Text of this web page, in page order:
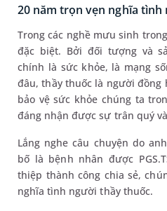
20 năm trọn vẹn nghĩa
Trong các nghề mưu sinh
đặc biệt. Bởi đối tượng và
chính là sức khỏe, là mạng
đâu, thầy thuốc là người đồng
bảo vệ sức khỏe chúng ta
đáng nhận được sự trân quý
Lắng nghe câu chuyện do
bố là bệnh nhân được
thiệp thành công chia sẻ,
nghĩa tình người thầy thuốc.